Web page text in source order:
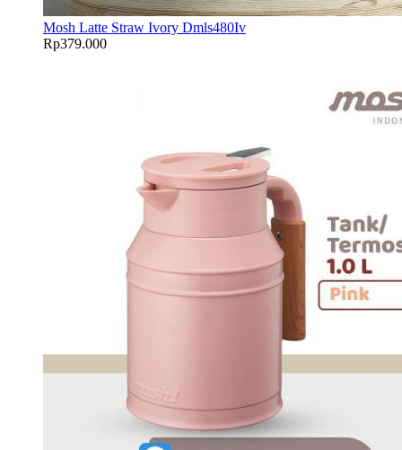
Mosh Latte Straw Ivory Dmls480Iv
Rp379.000